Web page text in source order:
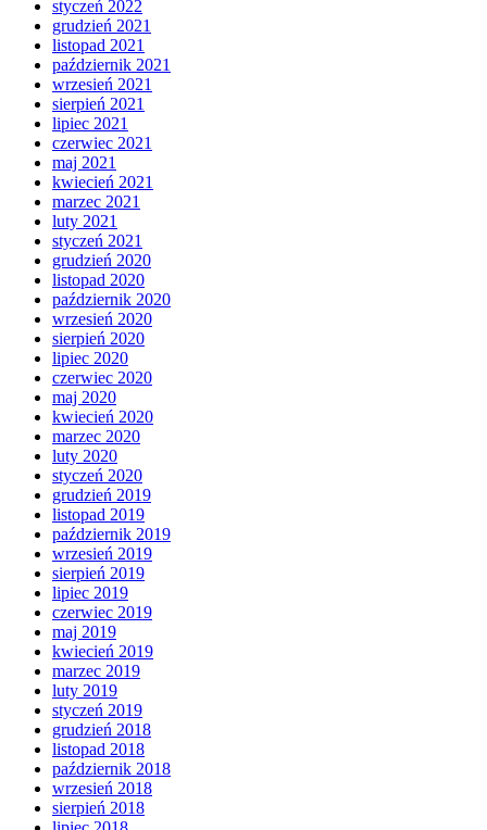
styczeń 2022
grudzień 2021
listopad 2021
październik 2021
wrzesień 2021
sierpień 2021
lipiec 2021
czerwiec 2021
maj 2021
kwiecień 2021
marzec 2021
luty 2021
styczeń 2021
grudzień 2020
listopad 2020
październik 2020
wrzesień 2020
sierpień 2020
lipiec 2020
czerwiec 2020
maj 2020
kwiecień 2020
marzec 2020
luty 2020
styczeń 2020
grudzień 2019
listopad 2019
październik 2019
wrzesień 2019
sierpień 2019
lipiec 2019
czerwiec 2019
maj 2019
kwiecień 2019
marzec 2019
luty 2019
styczeń 2019
grudzień 2018
listopad 2018
październik 2018
wrzesień 2018
sierpień 2018